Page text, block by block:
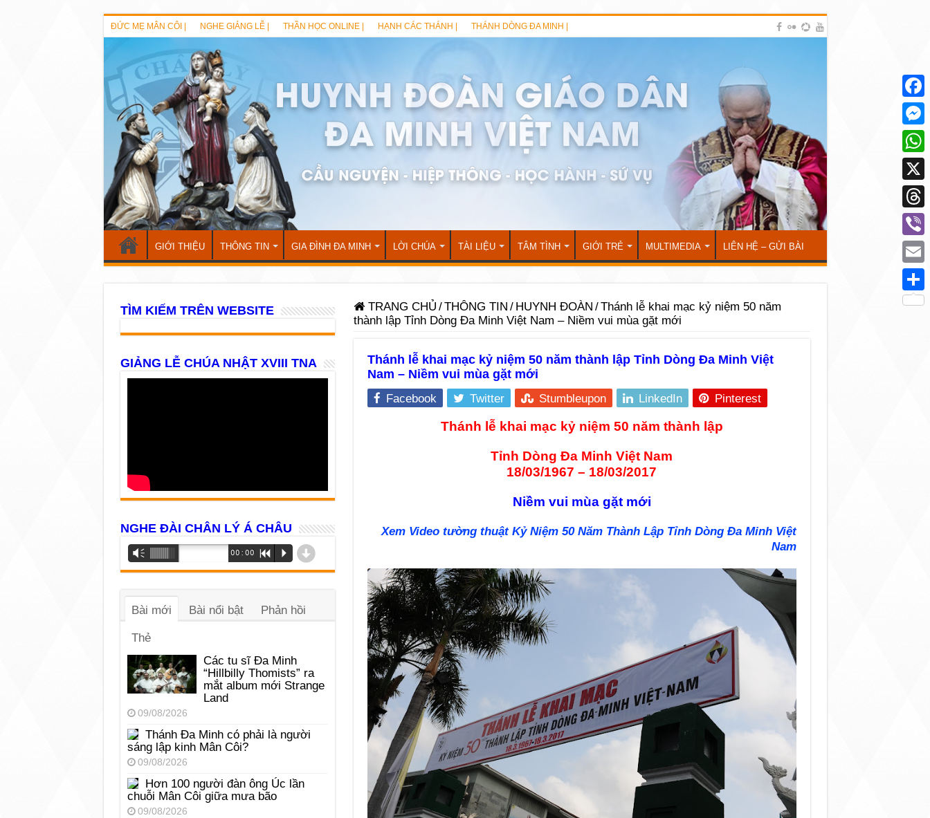
ĐỨC MẸ MÂN CÔI | NGHE GIẢNG LỄ | THẦN HỌC ONLINE | HẠNH CÁC THÁNH | THÁNH DÒNG ĐA MINH |
GIỚI THIỆU THÔNG TIN GIA ĐÌNH ĐA MINH LỜI CHÚA TÀI LIỆU TÂM TÌNH GIỚI TRẺ MULTIMEDIA LIÊN HỆ – GỬI BÀI
TRANG CHỦ /THÔNG TIN / HUYNH ĐOÀN /Thánh lễ khai mạc kỷ niệm 50 năm
thành lập Tỉnh Dòng Đa Minh Việt Nam – Niềm vui mùa gặt mới
Thánh lễ khai mạc kỷ niệm 50 năm thành lập Tỉnh Dòng Đa Minh Việt
Nam – Niềm vui mùa gặt mới
Facebook Twitter Stumbleupon LinkedIn Pinterest
Thánh lễ khai mạc kỷ niệm 50 năm thành lập
Tỉnh Dòng Đa Minh Việt Nam
18/03/1967 – 18/03/2017
Niềm vui mùa gặt mới
Xem Video tường thuật Kỷ Niệm 50 Năm Thành Lập Tỉnh Dòng Đa Minh Việt
Nam
TÌM KIẾM TRÊN WEBSITE
GIẢNG LỄ CHÚA NHẬT XVIII TNA
NGHE ĐÀI CHÂN LÝ Á CHÂU
Trình
phát
âm
Vm 00:00 R P d
Bài mới Bài nổi bật Phản hồi
Thẻ
Các tu sĩ Đa Minh
“Hillbilly Thomists” ra
mắt album mới Strange
Land
09/08/2026
Thánh Đa Minh có phải là người
sáng lập kinh Mân Côi?
09/08/2026
Hơn 100 người đàn ông Úc lần
chuỗi Mân Côi giữa mưa bão
09/08/2026
X
Viber